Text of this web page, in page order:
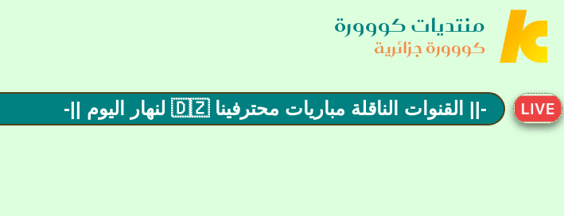
منتديات كووورة
كووورة جزائرية
-|| القنوات الناقلة مباريات محترفينا 🇩🇿 لنهار اليوم ||-